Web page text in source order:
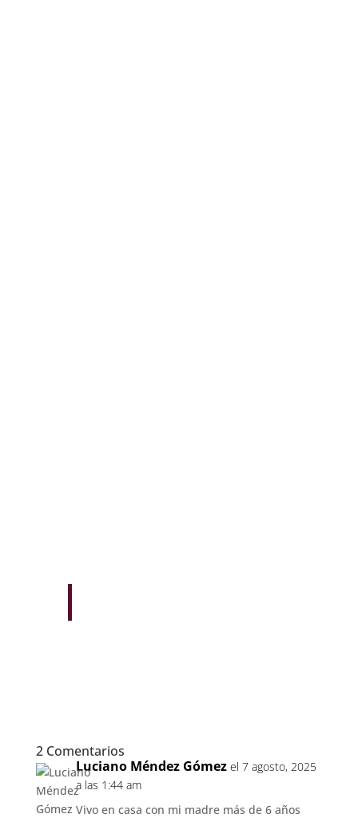
2 Comentarios
Luciano Méndez Gómez el 7 agosto, 2025
a las 1:44 am
Vivo en casa con mi madre más de 6 años